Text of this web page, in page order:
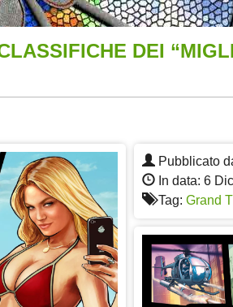
DEI
Pubblicato
In data: 6
Tag: Grand